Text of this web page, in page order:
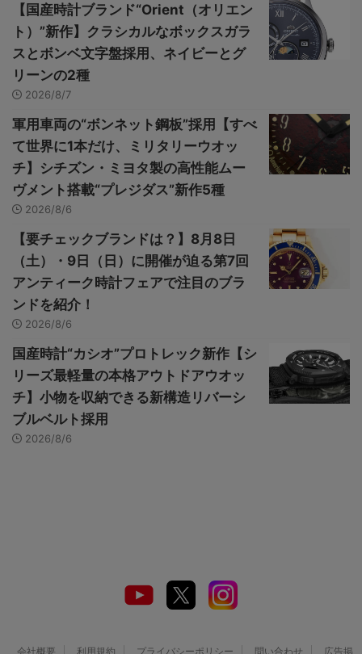
【国産時計ブランド“Orient（オリエン
ト）”新作】クラシカルなボックスガラ
スとボンベ文字盤採用、ネイビーとグ
リーンの2種
2026/8/7
軍用車両の“ボンネット鋼板”採用【すべ
て世界に1本だけ、ミリタリーウオッ
チ】シチズン・ミヨタ製の高性能ムー
ヴメント搭載“プレジダス”新作5種
2026/8/6
【要チェックブランドは？】8月8日
（土）・9日（日）に開催が迫る第7回
アンティーク時計フェアで注目のブラ
ンドを紹介！
2026/8/6
国産時計“カシオ”プロトレック新作【シ
リーズ最軽量の本格アウトドアウオッ
チ】小物を収納できる新構造リバーシ
ブルベルト採用
2026/8/6
会社概要 利用規約 プライバシーポリシー 問い合わせ 広告掲